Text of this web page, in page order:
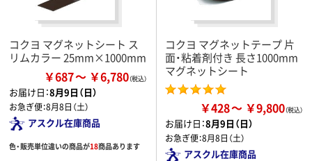
コクヨ マグネットシート ス
リムカラー 25mm×1000mm
￥687 ￥6,780
お届け日：8月9日（日）
お急ぎ便：8月8日（土）
アスクル在庫商品
色・販売単位違いの商品が18商品あります
コクヨ マグネットテープ 片
面・粘着剤付き 長さ1000mm
マグネットシート
￥428 ￥9,800
お届け日：8月9日（日）
お急ぎ便：8月8日（土）
アスクル在庫商品